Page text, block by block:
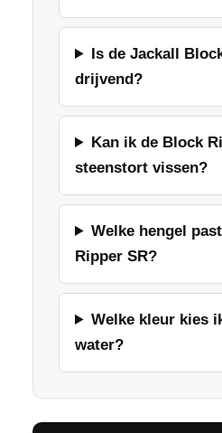
Is de Jackall
drijvend?
Kan ik de Block
steenstort vissen?
Welke hengel
Ripper SR?
Welke kleur kies
water?